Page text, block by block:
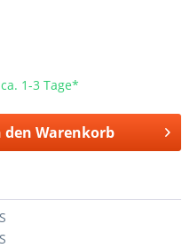
1-3 Tage*
den Warenkorb